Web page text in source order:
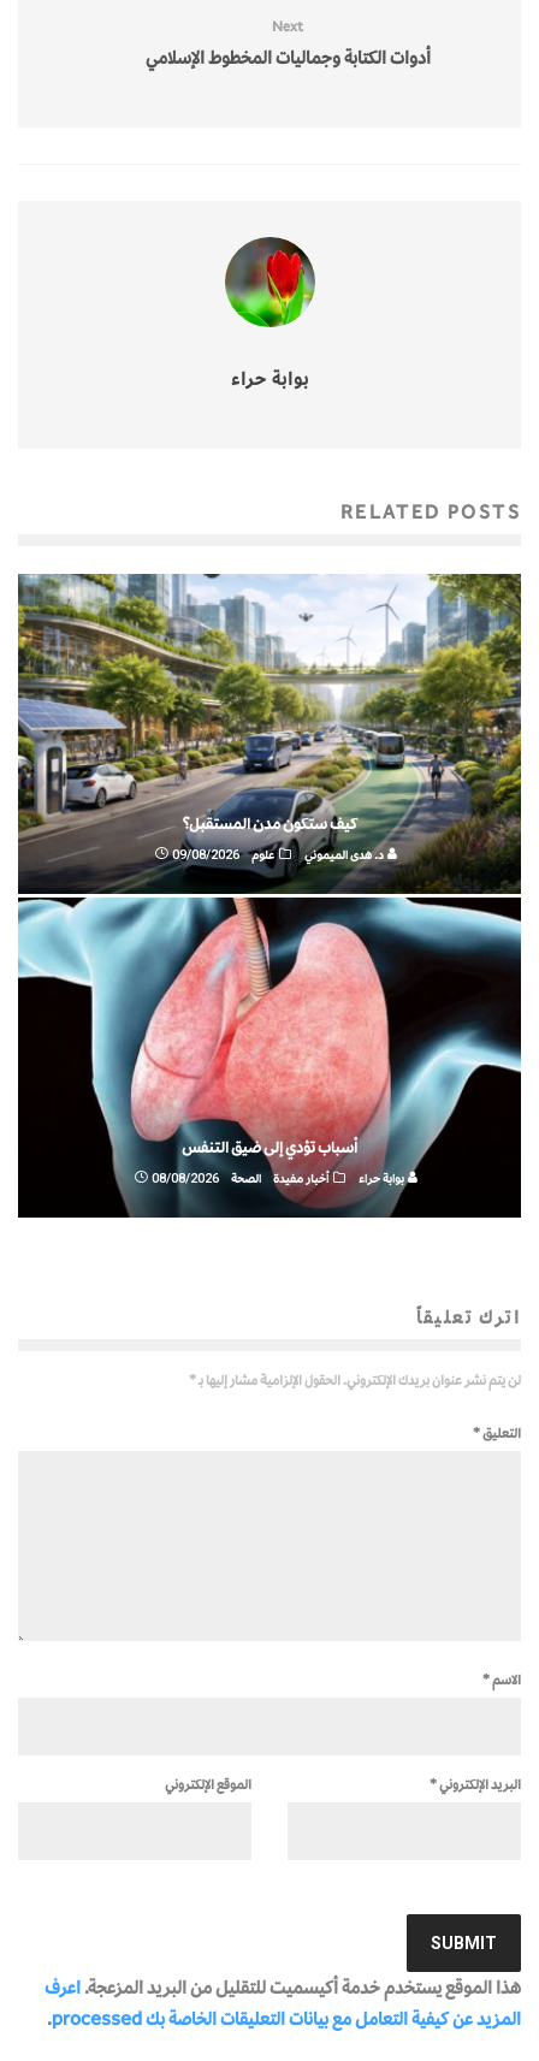
Next
أدوات الكتابة وجماليات المخطوط الإسلامي
بوابة حراء
RELATED POSTS
كيف ستكون مدن المستقبل؟
د. هدى الميموني علوم 09/08/2026
أسباب تؤدي إلى ضيق التنفس
بوابة حراء أخبار مفيدة الصحة 08/08/2026
اترك تعليقاً
لن يتم نشر عنوان بريدك الإلكتروني. الحقول الإلزامية مشار إليها بـ*
التعليق*
الاسم *
البريد الإلكتروني* الموقع الإلكتروني
هذا الموقع يستخدم خدمة أكيسميت للتقليل من البريد المزعجة. اعرف
المزيد عن كيفية التعامل مع بيانات التعليقات الخاصة بك processed
.